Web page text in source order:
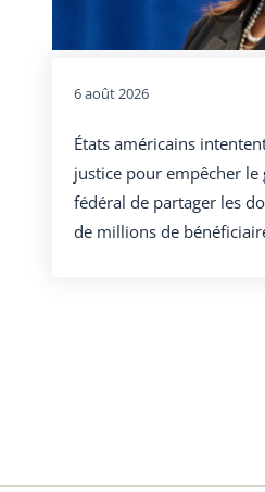
6 août 2026
États américains
justice pour empêcher
fédéral de partager les
de millions de